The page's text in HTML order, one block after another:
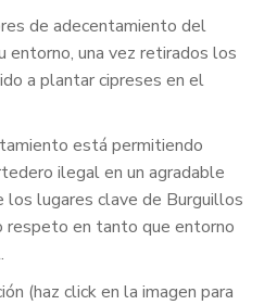
de adecentamiento del
entorno, una vez retirados los
a plantar cipreses en el
está permitiendo
ilegal en un agradable
los lugares clave de Burguillos
respeto en tanto que entorno
(haz click en la imagen para